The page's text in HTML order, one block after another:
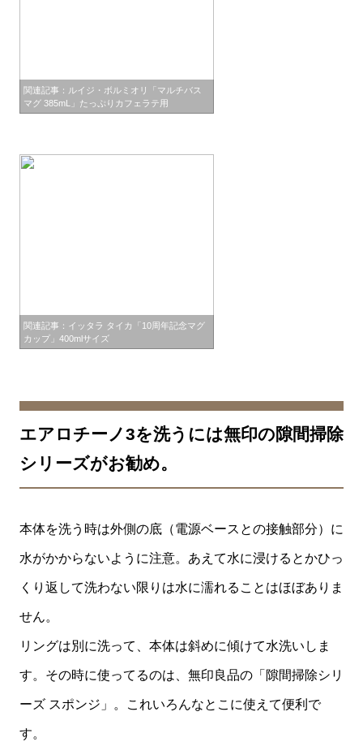
関連記事：ルイジ・ボルミオリ「マルチバス
マグ 385mL」たっぷりカフェラテ用
関連記事：イッタラ タイカ「10周年記念マグ
カップ」400mlサイズ
エアロチーノ3を洗うには無印の隙間掃除
シリーズがお勧め。
本体を洗う時は外側の底（電源ベースとの接触部分）に
水がかからないように注意。あえて水に浸けるとかひっ
くり返して洗わない限りは水に濡れることはほぼありま
せん。
リングは別に洗って、本体は斜めに傾けて水洗いしま
す。その時に使ってるのは、無印良品の「隙間掃除シリ
ーズ スポンジ」。これいろんなとこに使えて便利で
す。